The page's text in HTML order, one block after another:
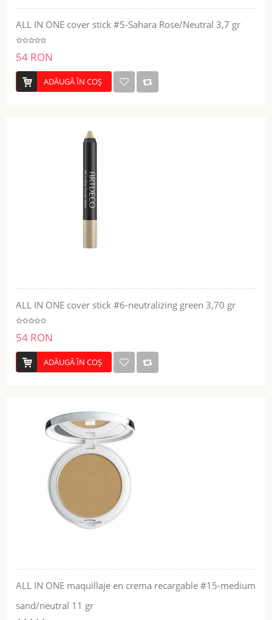
ALL IN ONE cover stick #5-Sahara Rose/Neutral 3,7 gr
54 RON
ADĂUGĂ ÎN COŞ
ALL IN ONE cover stick #6-neutralizing green 3,70 gr
54 RON
ADĂUGĂ ÎN COŞ
ALL IN ONE maquillaje en crema recargable #15-medium
sand/neutral 11 gr